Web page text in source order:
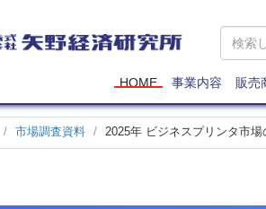
矢
野
研
究
所
HOME 事業内容 販売
市場調査資料 2025年 ビジネスプリンタ市場